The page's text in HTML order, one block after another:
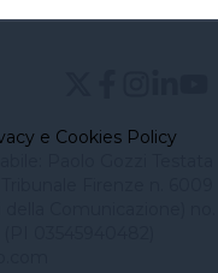
e Cookies Policy